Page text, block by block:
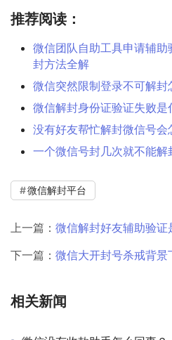
推荐阅读：
微信团队自助工具申请辅
封方法全解
微信突然限制登录不可解封
微信解封身份证验证失败是
没有好友帮忙解封微信号会
一个微信号封几次就不能解
微信解封平台
上一篇： 微信解封好友辅助验证
下一篇： 微信大开封号杀戒背景下最
相关新闻